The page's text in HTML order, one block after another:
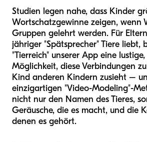
Studien legen nahe, dass Kinder
Wortschatzgewinne zeigen, wenn
Gruppen gelehrt werden. Für
jähriger "Spätsprecher" Tiere liebt,
"Tierreich" unserer App eine
Möglichkeit, diese Verbindungen
Kind anderen Kindern zusieht –
einzigartigen "Video-Modeling"-
nicht nur den Namen des Tieres,
Geräusche, die es macht, und die
denen es gehört.